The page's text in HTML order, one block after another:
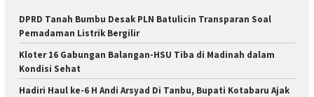
DPRD Tanah Bumbu Desak PLN Batulicin Transparan Soal
Pemadaman Listrik Bergilir
Kloter 16 Gabungan Balangan-HSU Tiba di Madinah dalam
Kondisi Sehat
Hadiri Haul ke-6 H Andi Arsyad Di Tanbu, Bupati Kotabaru Ajak